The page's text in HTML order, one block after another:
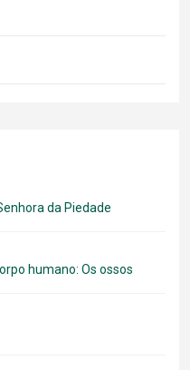
da Piedade
humano: Os ossos